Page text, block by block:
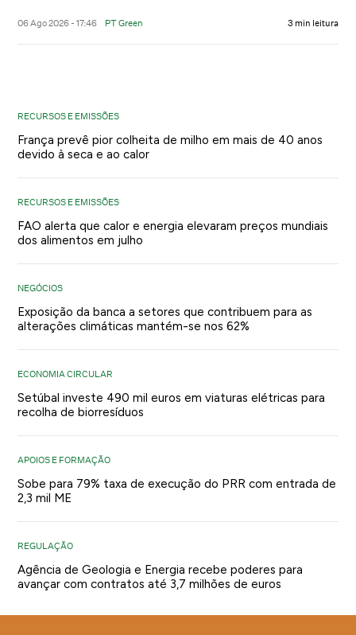
06 Ago 2026 - 17:46 PT Green 3 min leitura
RECURSOS E EMISSÕES
França prevê pior colheita de milho em mais de 40 anos
devido à seca e ao calor
RECURSOS E EMISSÕES
FAO alerta que calor e energia elevaram preços mundiais
dos alimentos em julho
NEGÓCIOS
Exposição da banca a setores que contribuem para as
alterações climáticas mantém-se nos 62%
ECONOMIA CIRCULAR
Setúbal investe 490 mil euros em viaturas elétricas para
recolha de biorresíduos
APOIOS E FORMAÇÃO
Sobe para 79% taxa de execução do PRR com entrada de
2,3 mil ME
REGULAÇÃO
Agência de Geologia e Energia recebe poderes para
avançar com contratos até 3,7 milhões de euros